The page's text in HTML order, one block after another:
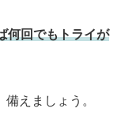
何回でもトライが
えましょう。